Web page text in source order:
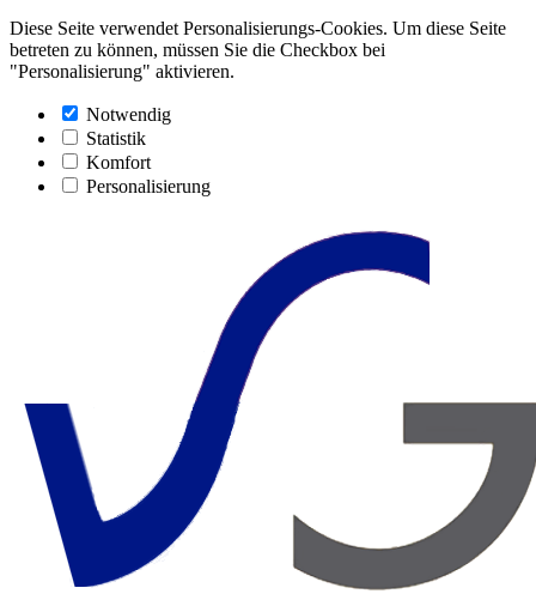
Diese Seite verwendet Personalisierungs-Cookies. Um diese Seite
betreten zu können, müssen Sie die Checkbox bei
"Personalisierung" aktivieren.
Notwendig
Statistik
Komfort
Personalisierung